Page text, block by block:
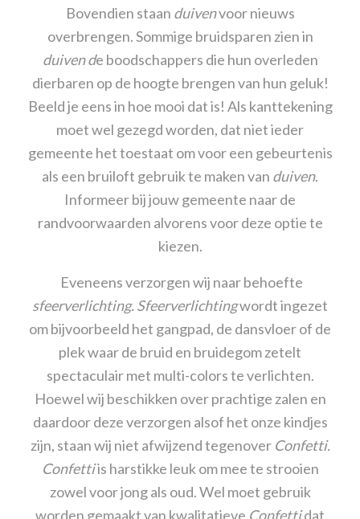
Bovendien staan duivenvoor nieuws
overbrengen. Sommige bruidsparen zien in
duiven de boodschappers die hun overleden
dierbaren op de hoogte brengen van hun geluk!
Beeld je eens in hoe mooi dat is! Als kanttekening
moet wel gezegd worden, dat niet ieder
gemeente het toestaat om voor een gebeurtenis
als een bruiloft gebruik te maken van duiven.
Informeer bij jouw gemeente naar de
randvoorwaarden alvorens voor deze optie te
kiezen.
Eveneens verzorgen wij naar behoefte
sfeerverlichting.Sfeerverlichtingwordt ingezet
om bijvoorbeeld het gangpad, de dansvloer of de
plek waar de bruid en bruidegom zetelt
spectaculair met multi-colors te verlichten.
Hoewel wij beschikken over prachtige zalen en
daardoor deze verzorgen alsof het onze kindjes
zijn, staan wij niet afwijzend tegenover Confetti.
Confettiis harstikke leuk om mee te strooien
zowel voor jong als oud. Wel moet gebruik
worden gemaakt van kwalitatieve Confettidat